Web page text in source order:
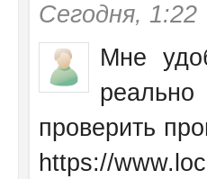
Сегодня, 1:22
Мне
проверить
https://